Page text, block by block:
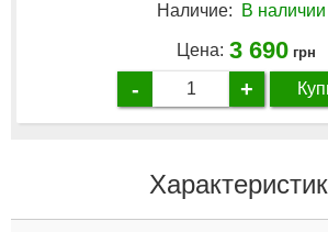
Наличие: В наличии
Цена: 3 690 грн
- +